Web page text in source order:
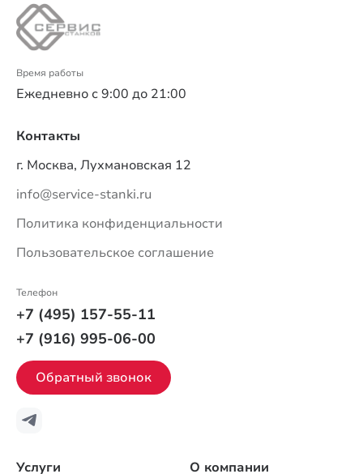
Время работы
Ежедневно с 9:00 до 21:00
Услуги О компании
Контакты
г. Москва, Лухмановская 12
info@service-stanki.ru
Политика конфиденциальности
Пользовательское соглашение
Телефон
+7 (495) 157-55-11
+7 (916) 995-06-00
Обратный звонок